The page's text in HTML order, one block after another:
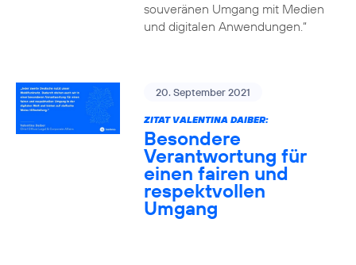
souveränen Umgang mit Medien
und digitalen Anwendungen.“
20. September 2021
ZITAT VALENTINA DAIBER:
Besondere
Verantwortung für
einen fairen und
respektvollen
Umgang